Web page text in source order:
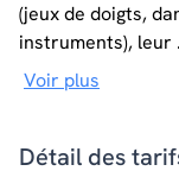
(jeux de doigts,
instruments), leur
Voir plus
Détail des